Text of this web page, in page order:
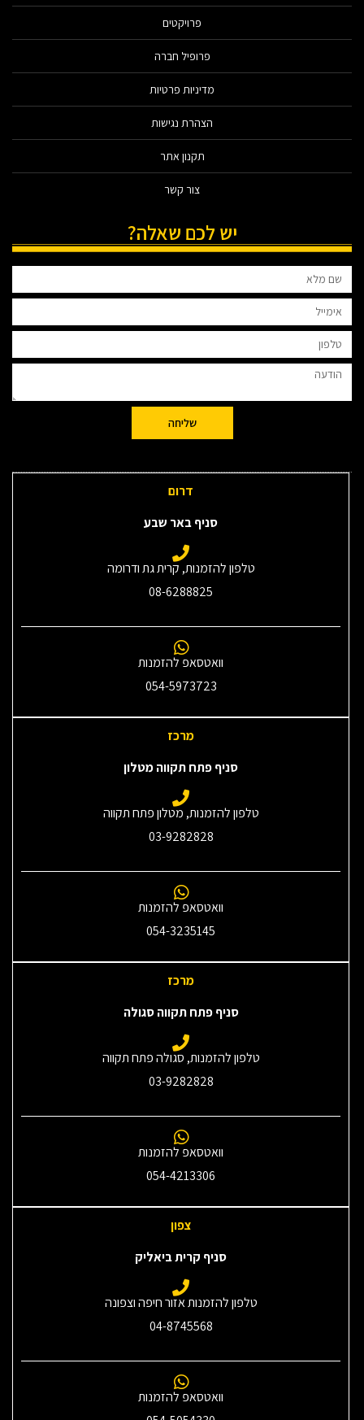
פרויקטים
פרופיל חברה
מדיניות פרטיות
הצהרת נגישות
תקנון אתר
צור קשר
יש לכם שאלה?
שליחה
דרום
סניף באר שבע
טלפון להזמנות, קרית גת ודרומה
08-6288825
וואטסאפ להזמנות
054-5973723
מרכז
סניף פתח תקווה מטלון
טלפון להזמנות, מטלון פתח תקווה
03-9282828
וואטסאפ להזמנות
054-3235145‎
מרכז
סניף פתח תקווה סגולה
טלפון להזמנות, סגולה פתח תקווה
03-9282828
וואטסאפ להזמנות
054-4213306
צפון
סניף קרית ביאליק
טלפון להזמנות אזור חיפה וצפונה
04-8745568
וואטסאפ להזמנות